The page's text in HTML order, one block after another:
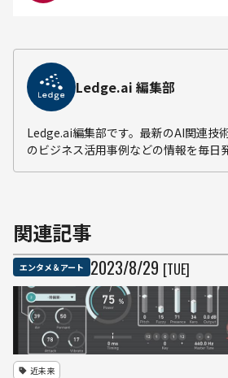
Ledge.ai 編集部
Ledge.ai編集部です。最新のAI関連技
のビジネス活用事例などの情報を毎日
関連記事
エンタメ＆アート 2023/8/29 [TUE]
近未来